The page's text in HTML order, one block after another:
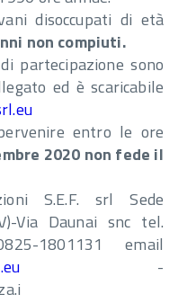
disoccupati di età
non compiuti.
partecipazione sono
ed è scaricabile
entro le ore
2020 non fede il
S.E.F. srl Sede
Via Daunai snc tel.
1801131 email
-